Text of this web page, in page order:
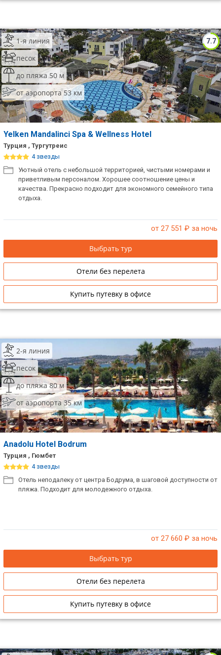
7.7
1-я линия
песок
до пляжа 50 м
от аэропорта 53 км
Yelken Mandalinci Spa & Wellness Hotel
Турция , Тургутреис
4 звезды
Уютный отель с небольшой территорией, чистыми номерами и
приветливым персоналом. Хорошее соотношение цены и
качества. Прекрасно подходит для экономного семейного типа
отдыха.
от 27 551 ₽ за ночь
Выбрать тур
Отели без перелета
Купить путевку в офисе
2-я линия
песок
до пляжа 80 м
от аэропорта 35 км
Anadolu Hotel Bodrum
Турция , Гюмбет
4 звезды
Отель неподалеку от центра Бодрума, в шаговой доступности от
пляжа. Подходит для молодежного отдыха.
от 27 660 ₽ за ночь
Выбрать тур
Отели без перелета
Купить путевку в офисе